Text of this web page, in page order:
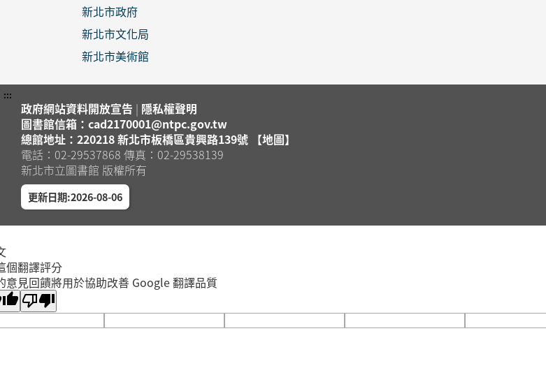
新北市政府
新北市文化局
新北市美術館
:::
政府網站資料開放宣告 | 隱私權聲明
圖書館信箱：cad2170001@ntpc.gov.tw
總館地址：220218 新北市板橋區貴興路139號 【地圖】
電話：02-29537868 傳真：02-29538139
新北市立圖書館 版權所有
更新日期:2026-08-06
個翻譯評分
意見回饋將用於協助改善 Google 翻譯品質